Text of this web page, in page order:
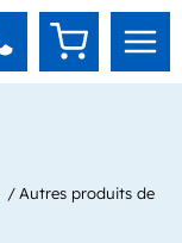
Autres produits de